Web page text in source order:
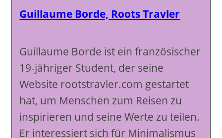
Guillaume Borde, Roots Travler
Guillaume Borde ist ein französischer
19-jähriger Student, der seine
Website rootstravler.com gestartet
hat, um Menschen zum Reisen zu
inspirieren und seine Werte zu teilen.
Er interessiert sich für Minimalismus